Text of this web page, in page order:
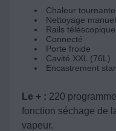
Chaleur
Nettoyage manuel
Rails
Connecté
Porte froide
Cavité XXL (76L)
Encastrement
Le + : 220
fonction séchage de
vapeur.